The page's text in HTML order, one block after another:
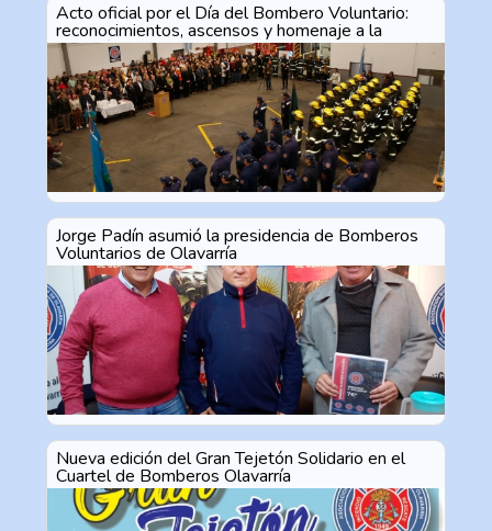
Acto oficial por el Día del Bombero Voluntario:
reconocimientos, ascensos y homenaje a la
vocación de servicio
Jorge Padín asumió la presidencia de Bomberos
Voluntarios de Olavarría
Nueva edición del Gran Tejetón Solidario en el
Cuartel de Bomberos Olavarría